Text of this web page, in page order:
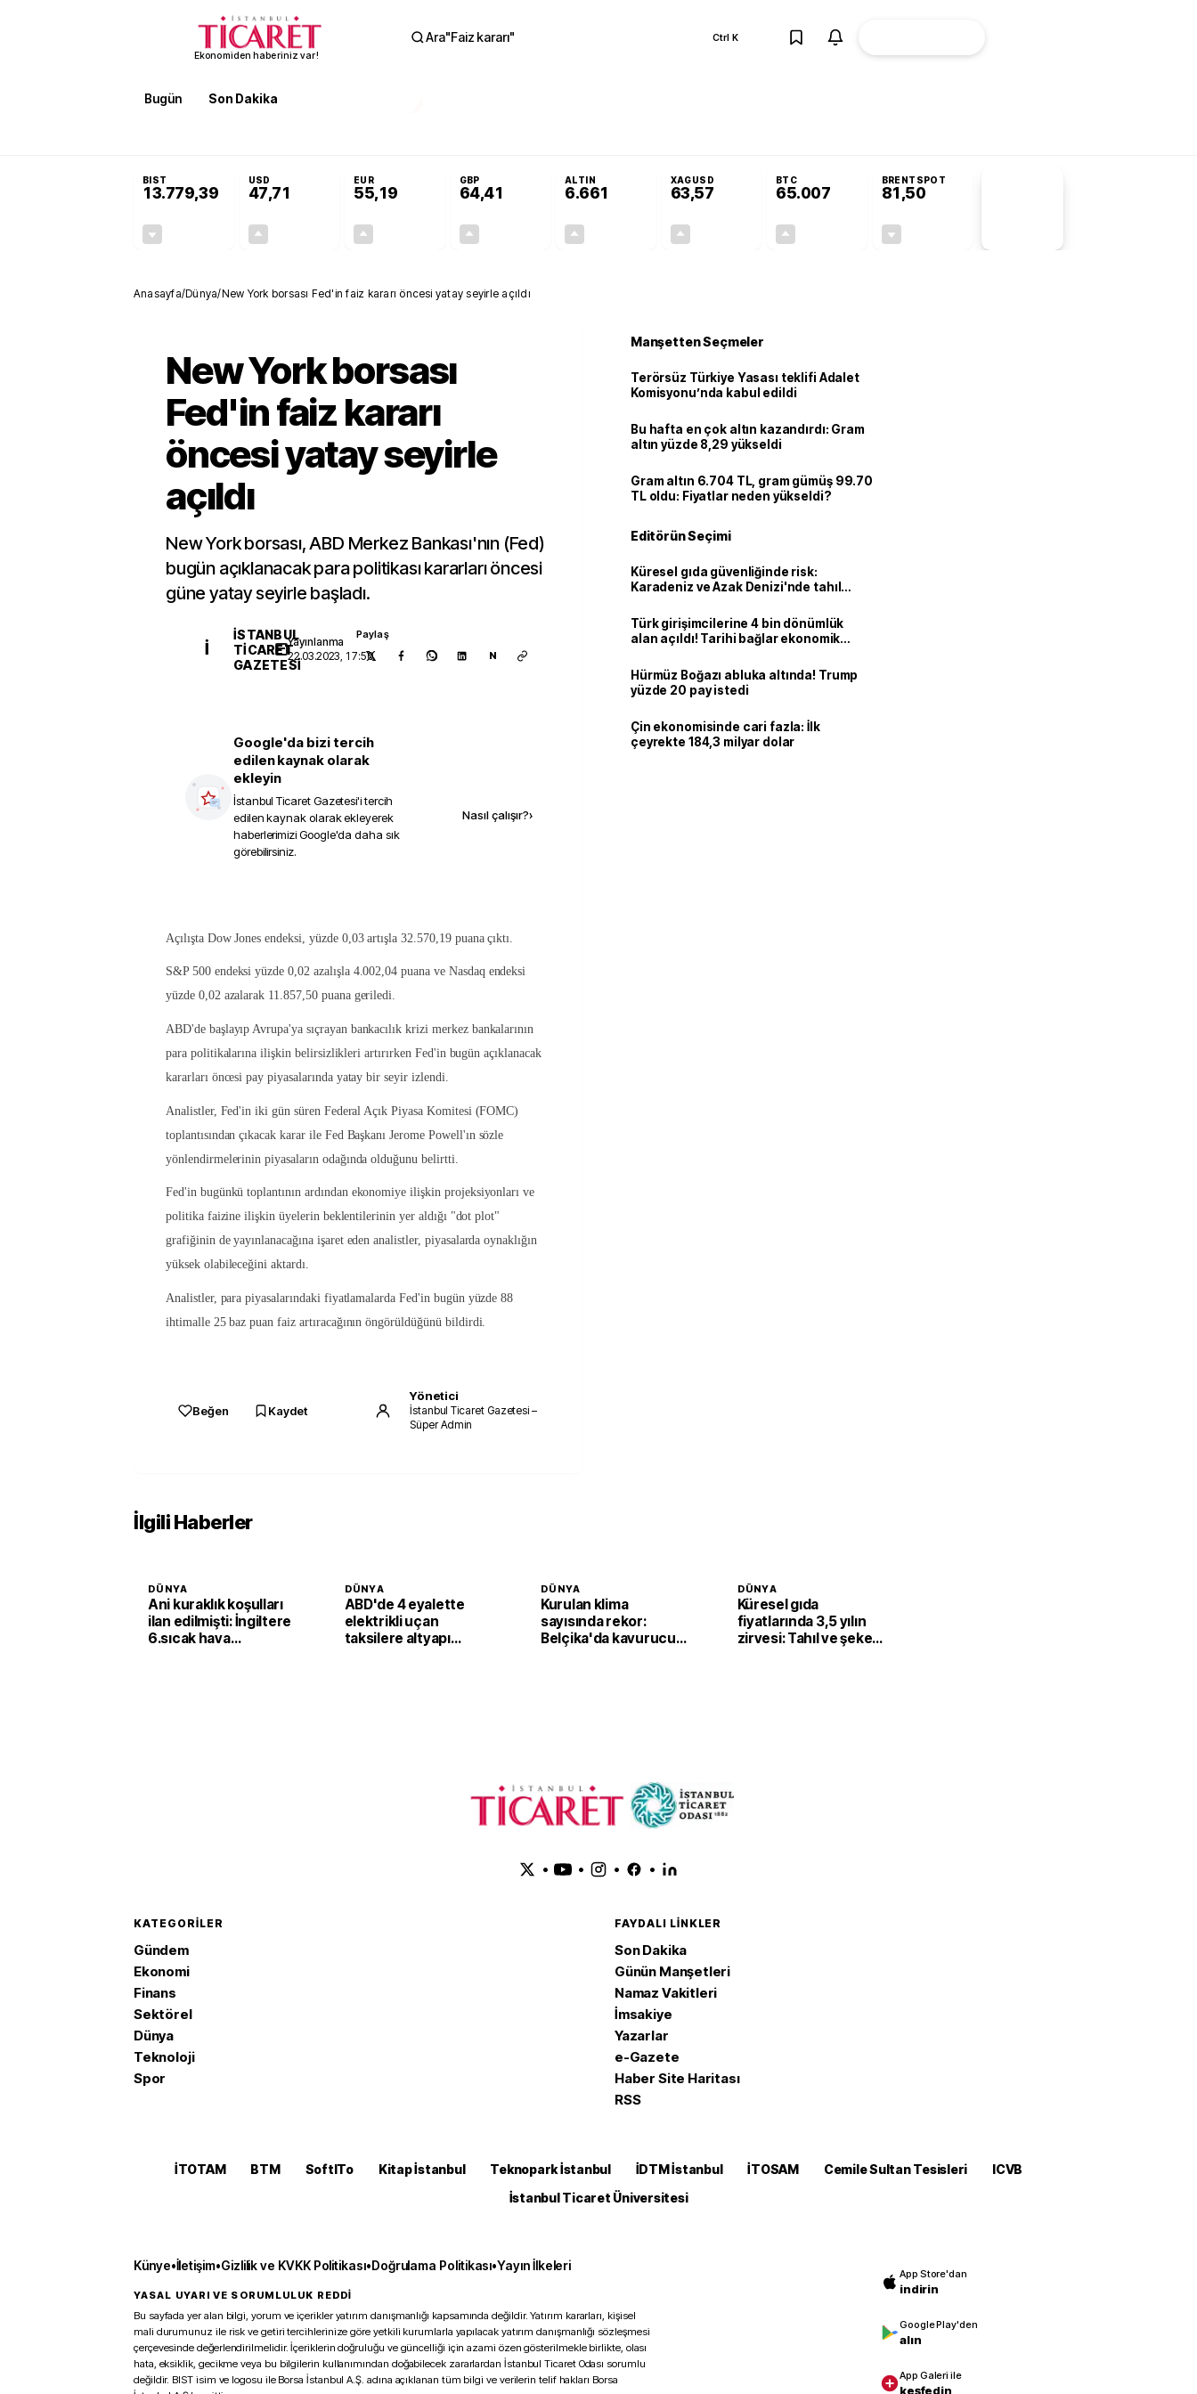
Ekonomiden haberiniz var!
Ara"Faiz kararı" Ctrl K
Bugün Son Dakika
BIST
13.779,39
USD
47,71
EUR
55,19
GBP
64,41
ALTIN
6.661
XAGUSD
63,57
BTC
65.007
BRENTSPOT
81,50
Anasayfa/Dünya/New York borsası Fed'in faiz kararı öncesi yatay seyirle açıldı
New York borsası
Fed'in faiz kararı
öncesi yatay seyirle
açıldı
New York borsası, ABD Merkez Bankası'nın (Fed)
bugün açıklanacak para politikası kararları öncesi
güne yatay seyirle başladı.
İ
İSTANBUL
TICARET
GAZETESI
Yayınlanma
22.03.2023, 17:50
Paylaş
N
Google'da bizi tercih
edilen kaynak olarak
ekleyin
İstanbul Ticaret Gazetesi'i tercih
edilen kaynak olarak ekleyerek
haberlerimizi Google'da daha sık
görebilirsiniz.
Nasıl çalışır?›
Açılışta Dow Jones endeksi, yüzde 0,03 artışla 32.570,19 puana çıktı.
S&P 500 endeksi yüzde 0,02 azalışla 4.002,04 puana ve Nasdaq endeksi
yüzde 0,02 azalarak 11.857,50 puana geriledi.
ABD'de başlayıp Avrupa'ya sıçrayan bankacılık krizi merkez bankalarının
para politikalarına ilişkin belirsizlikleri artırırken Fed'in bugün açıklanacak
kararları öncesi pay piyasalarında yatay bir seyir izlendi.
Analistler, Fed'in iki gün süren Federal Açık Piyasa Komitesi (FOMC)
toplantısından çıkacak karar ile Fed Başkanı Jerome Powell'ın sözle
yönlendirmelerinin piyasaların odağında olduğunu belirtti.
Fed'in bugünkü toplantının ardından ekonomiye ilişkin projeksiyonları ve
politika faizine ilişkin üyelerin beklentilerinin yer aldığı "dot plot"
grafiğinin de yayınlanacağına işaret eden analistler, piyasalarda oynaklığın
yüksek olabileceğini aktardı.
Analistler, para piyasalarındaki fiyatlamalarda Fed'in bugün yüzde 88
ihtimalle 25 baz puan faiz artıracağının öngörüldüğünü bildirdi.
Beğen Kaydet
Yönetici
İstanbul Ticaret Gazetesi –
Süper Admin
Manşetten Seçmeler
Terörsüz Türkiye Yasası teklifi Adalet
Komisyonu’nda kabul edildi
Bu hafta en çok altın kazandırdı: Gram
altın yüzde 8,29 yükseldi
Gram altın 6.704 TL, gram gümüş 99.70
TL oldu: Fiyatlar neden yükseldi?
Editörün Seçimi
Küresel gıda güvenliğinde risk:
Karadeniz ve Azak Denizi'nde tahıl
Türk girişimcilerine 4 bin dönümlük
alan açıldı! Tarihi bağlar ekonomik
Hürmüz Boğazı abluka altında! Trump
yüzde 20 pay istedi
Çin ekonomisinde cari fazla: İlk
çeyrekte 184,3 milyar dolar
İlgili Haberler
DÜNYA
Ani kuraklık koşulları
ilan edilmişti: İngiltere
6.sıcak hava
DÜNYA
ABD'de 4 eyalette
elektrikli uçan
taksilere altyapı
DÜNYA
Kurulan klima
sayısında rekor:
Belçika'da kavurucu
DÜNYA
Küresel gıda
fiyatlarında 3,5 yılın
zirvesi: Tahıl ve şeker
• • • •
KATEGORILER
Gündem
Ekonomi
Finans
Sektörel
Dünya
Teknoloji
Spor
FAYDALI LINKLER
Son Dakika
Günün Manşetleri
Namaz Vakitleri
İmsakiye
Yazarlar
e-Gazete
Haber Site Haritası
RSS
İTOTAM BTM SoftITo Kitap İstanbul Teknopark İstanbul İDTM İstanbul İTOSAM Cemile Sultan Tesisleri
ICVB
İstanbul Ticaret Üniversitesi
Künye•İletişim•Gizlilik ve KVKK Politikası•Doğrulama Politikası•Yayın İlkeleri
YASAL UYARI VE SORUMLULUK REDDİ
Bu sayfada yer alan bilgi, yorum ve içerikler yatırım danışmanlığı kapsamında değildir. Yatırım kararları, kişisel
mali durumunuz ile risk ve getiri tercihlerinize göre yetkili kurumlarla yapılacak yatırım danışmanlığı sözleşmesi
çerçevesinde değerlendirilmelidir. İçeriklerin doğruluğu ve güncelliği için azami özen gösterilmekle birlikte, olası
hata, eksiklik, gecikme veya bu bilgilerin kullanımından doğabilecek zararlardan İstanbul Ticaret Odası sorumlu
değildir. BIST isim ve logosu ile Borsa İstanbul A.Ş. adına açıklanan tüm bilgi ve verilerin telif hakları Borsa
App Store'dan
indirin
Google Play'den
alın
App Galeri ile
keşfedin